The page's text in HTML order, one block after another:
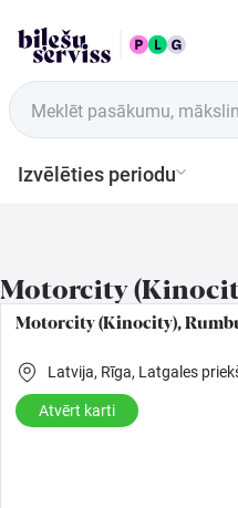
Meklēt pasākumu,
Izvēlēties periodu
LAT Tirdzniecības
Mūzika
Mūzika
Teātris
Motorcity
Motorcity (Kinocity),
Latvija, Rīga, Latgales
Atvērt karti